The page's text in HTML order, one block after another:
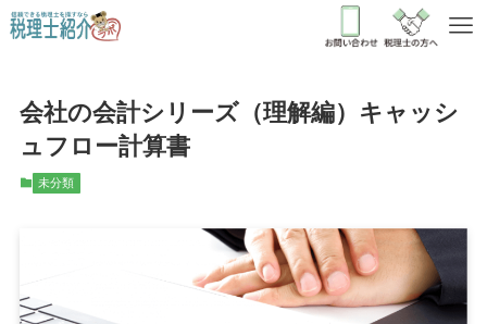
会社の会計シリーズ（理解編）キャッシ
ュフロー計算書
未分類